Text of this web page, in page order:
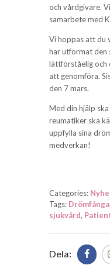
och vårdgivare.
samarbete med
Vi hoppas att du
har utformat den
lättförståelig och
att genomföra.
den 7 mars.
Med din hjälp
reumatiker ska
uppfylla sina
medverkan!
Categories:
Tags:
sjukvård,
Dela: